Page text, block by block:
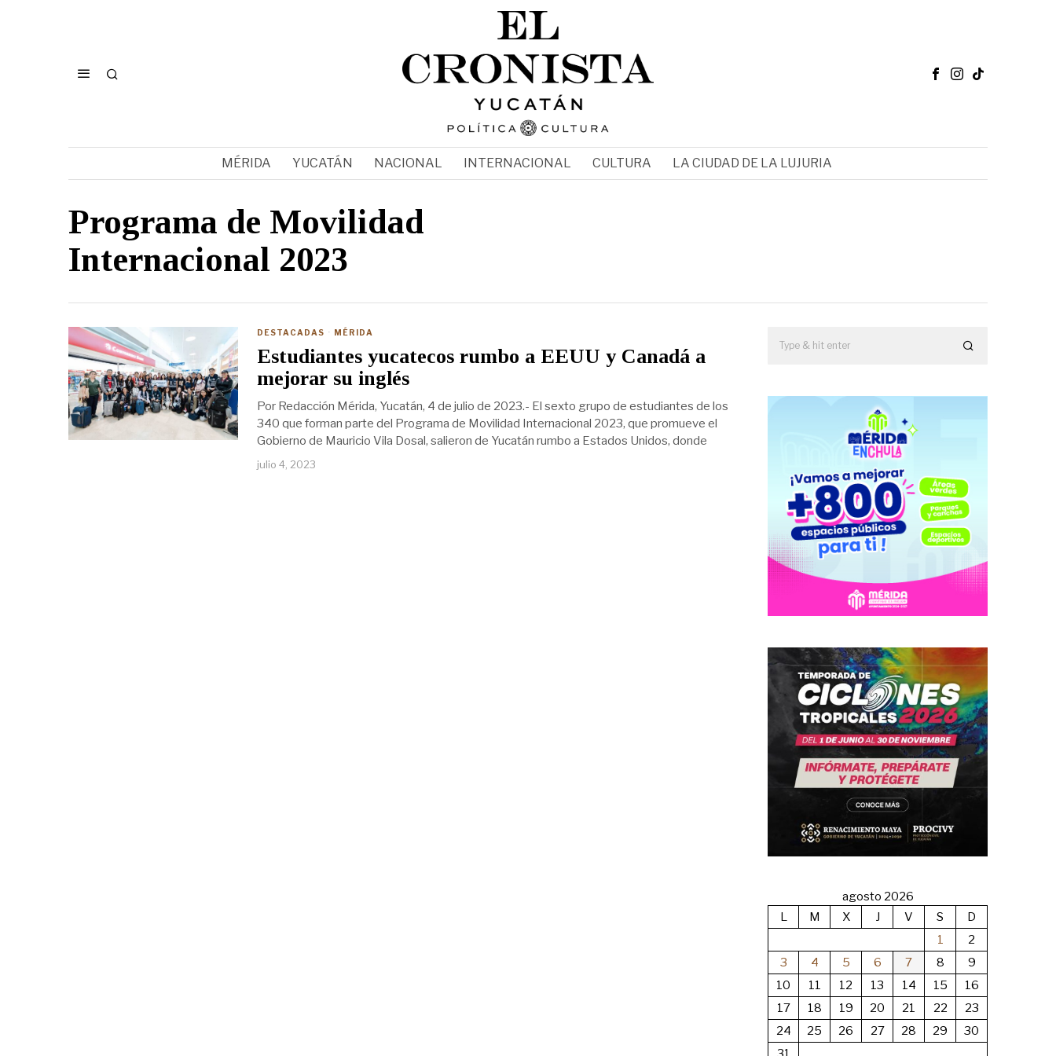
MÉRIDA YUCATÁN NACIONAL INTERNACIONAL CULTURA LA CIUDAD DE LA LUJURIA
Programa de Movilidad
Internacional 2023
DESTACADAS · MÉRIDA
Estudiantes yucatecos rumbo a EEUU y Canadá a
mejorar su inglés
Por Redacción Mérida, Yucatán, 4 de julio de 2023.- El sexto grupo de estudiantes de los
340 que forman parte del Programa de Movilidad Internacional 2023, que promueve el
Gobierno de Mauricio Vila Dosal, salieron de Yucatán rumbo a Estados Unidos, donde
julio 4, 2023
agosto 2026
L
M X J V S
D
1
2
3
4 5 6 7 8
9
10
11 12 13 14 15
16
17
18 19 20 21 22
23
24
25 26 27 28 29
30